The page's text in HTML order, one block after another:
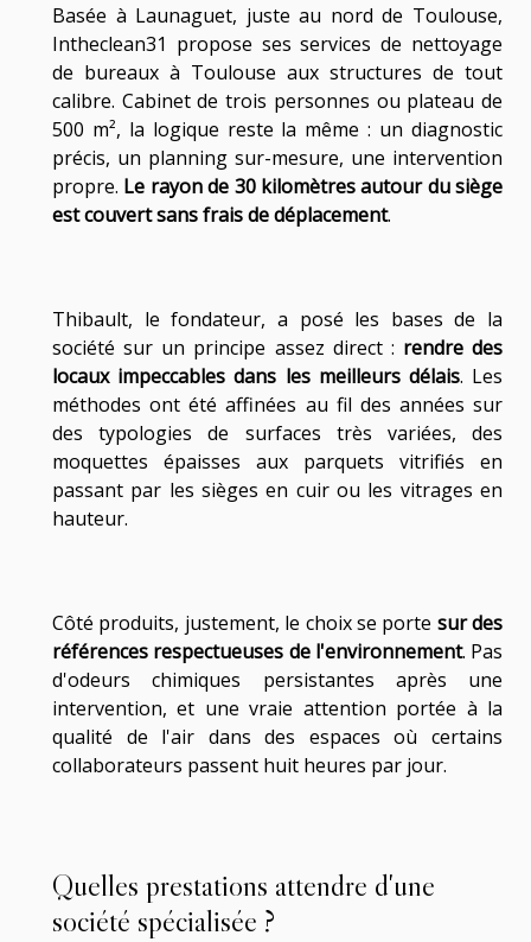
Basée à Launaguet, juste au nord de Toulouse,
Intheclean31 propose ses services de nettoyage
de bureaux à Toulouse aux structures de tout
calibre. Cabinet de trois personnes ou plateau de
500 m², la logique reste la même : un diagnostic
précis, un planning sur-mesure, une intervention
propre. Le rayon de 30 kilomètres autour du siège
est couvert sans frais de déplacement.
Thibault, le fondateur, a posé les bases de la
société sur un principe assez direct : rendre des
locaux impeccables dans les meilleurs délais. Les
méthodes ont été affinées au fil des années sur
des typologies de surfaces très variées, des
moquettes épaisses aux parquets vitrifiés en
passant par les sièges en cuir ou les vitrages en
hauteur.
Côté produits, justement, le choix se porte sur des
références respectueuses de l'environnement. Pas
d'odeurs chimiques persistantes après une
intervention, et une vraie attention portée à la
qualité de l'air dans des espaces où certains
collaborateurs passent huit heures par jour.
Quelles prestations attendre d'une
société spécialisée ?